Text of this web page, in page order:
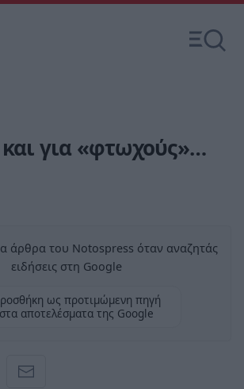
για «φτωχούς»…
άρθρα του Notospress όταν αναζητάς
ειδήσεις στη Google
ως προτιμώμενη πηγή
στα αποτελέσματα της Google